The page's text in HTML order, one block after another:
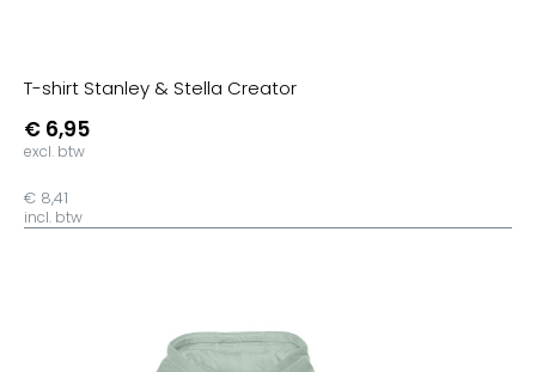
T-shirt Stanley & Stella Creator
€ 6,95
excl. btw
€ 8,41
incl. btw